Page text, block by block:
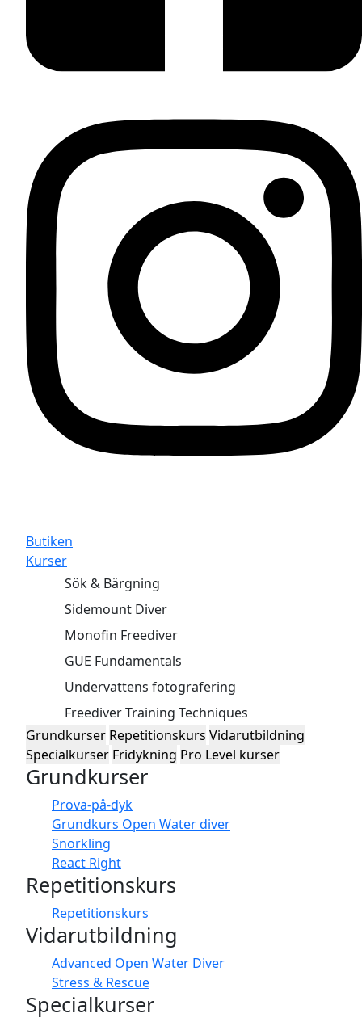
Butiken
Kurser
Sök & Bärgning
Sidemount Diver
Monofin Freediver
GUE Fundamentals
Undervattens fotografering
Freediver Training Techniques
Grundkurser Repetitionskurs Vidarutbildning
Specialkurser Fridykning Pro Level kurser
Grundkurser
Prova-på-dyk
Grundkurs Open Water diver
Snorkling
React Right
Repetitionskurs
Repetitionskurs
Vidarutbildning
Advanced Open Water Diver
Stress & Rescue
Specialkurser